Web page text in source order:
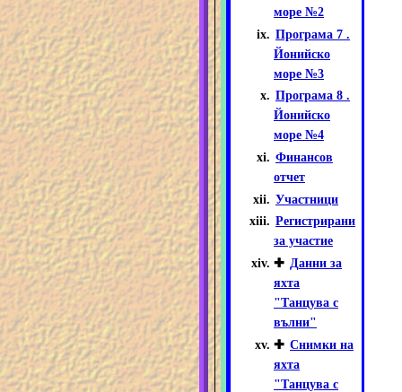
море №2
Програма 7 .
Йонийско
море №3
Програма 8 .
Йонийско
море №4
Финансов
отчет
Участници
Регистрирани
за участие
✚ Данни за
яхта
"Танцува с
вълни"
✚ Снимки на
яхта
"Танцува с